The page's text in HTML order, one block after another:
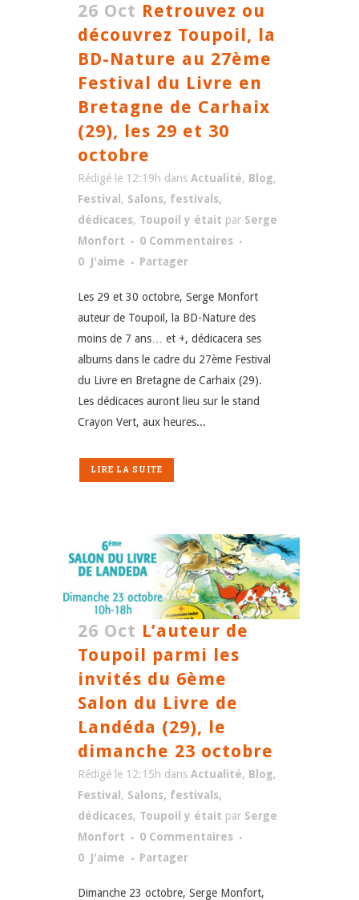
26 Oct Retrouvez ou
découvrez Toupoil, la
BD-Nature au 27ème
Festival du Livre en
Bretagne de Carhaix
(29), les 29 et 30
octobre
Rédigé le 12:19h dans Actualité, Blog,
Festival , Salons, festivals,
dédicaces, Toupoil y était par Serge
Monfort
0 Commentaires
0 J'aime Partager
Les 29 et 30 octobre, Serge Monfort
auteur de Toupoil, la BD-Nature des
moins de 7 ans… et +, dédicacera ses
albums dans le cadre du 27ème Festival
du Livre en Bretagne de Carhaix (29).
Les dédicaces auront lieu sur le stand
Crayon Vert, aux heures...
LIRE LA SUITE
26 Oct L’auteur de
Toupoil parmi les
invités du 6ème
Salon du Livre de
Landéda (29), le
dimanche 23 octobre
Rédigé le 12:15h dans Actualité, Blog,
Festival , Salons, festivals,
dédicaces, Toupoil y était par Serge
Monfort
0 Commentaires
0 J'aime Partager
Dimanche 23 octobre, Serge Monfort,